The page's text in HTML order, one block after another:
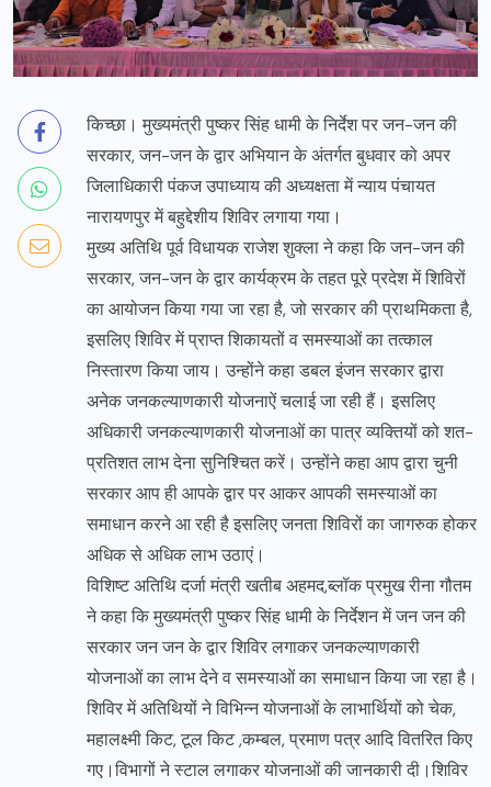
किच्छा। मुख्यमंत्री पुष्कर सिंह धामी के निर्देश पर जन-जन की
सरकार, जन-जन के द्वार अभियान के अंतर्गत बुधवार को अपर
जिलाधिकारी पंकज उपाध्याय की अध्यक्षता में न्याय पंचायत
नारायणपुर में बहुद्देशीय शिविर लगाया गया।
मुख्य अतिथि पूर्व विधायक राजेश शुक्ला ने कहा कि जन-जन की
सरकार, जन-जन के द्वार कार्यक्रम के तहत पूरे प्रदेश में शिविरों
का आयोजन किया गया जा रहा है, जो सरकार की प्राथमिकता है,
इसलिए शिविर में प्राप्त शिकायतों व समस्याओं का तत्काल
निस्तारण किया जाय। उन्होंने कहा डबल इंजन सरकार द्वारा
अनेक जनकल्याणकारी योजनाऐं चलाई जा रही हैं। इसलिए
अधिकारी जनकल्याणकारी योजनाओं का पात्र व्यक्तियों को शत-
प्रतिशत लाभ देना सुनिश्चित करें। उन्होंने कहा आप द्वारा चुनी
सरकार आप ही आपके द्वार पर आकर आपकी समस्याओं का
समाधान करने आ रही है इसलिए जनता शिविरों का जागरुक होकर
अधिक से अधिक लाभ उठाएं।
विशिष्ट अतिथि दर्जा मंत्री खतीब अहमद,ब्लॉक प्रमुख रीना गौतम
ने कहा कि मुख्यमंत्री पुष्कर सिंह धामी के निर्देशन में जन जन की
सरकार जन जन के द्वार शिविर लगाकर जनकल्याणकारी
योजनाओं का लाभ देने व समस्याओं का समाधान किया जा रहा है।
शिविर में अतिथियों ने विभिन्न योजनाओं के लाभार्थियों को चेक,
महालक्ष्मी किट, टूल किट ,कम्बल, प्रमाण पत्र आदि वितरित किए
गए।विभागों ने स्टाल लगाकर योजनाओं की जानकारी दी।शिविर